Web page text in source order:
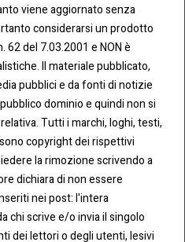
viene aggiornato senza
considerarsi un prodotto
62 del 7.03.2001 e NON è
Il materiale pubblicato,
pubblici e da fonti di notizie
dominio e quindi non si
Tutti i marchi, loghi, testi,
copyright dei rispettivi
la rimozione scrivendo a
dichiara di non essere
nei post: l'intera
chi scrive e/o invia il singolo
dei lettori o degli utenti, lesivi
Tel:
Via
COO
KIE &
PRIV
ACY
Cookie
Policy
Privacy
Policy